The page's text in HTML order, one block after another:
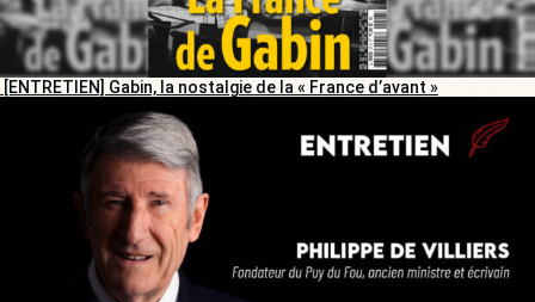
[ENTRETIEN] Gabin, la nostalgie de la « France d’avant »